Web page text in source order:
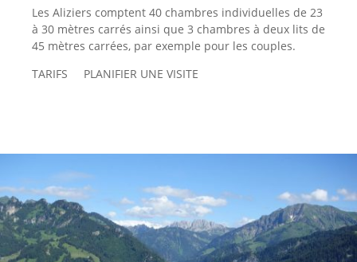
Les Aliziers comptent 40 chambres individuelles de 23
à 30 mètres carrés ainsi que 3 chambres à deux lits de
45 mètres carrées, par exemple pour les couples.
TARIFS PLANIFIER UNE VISITE